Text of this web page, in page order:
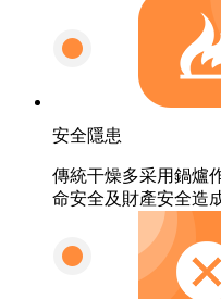
安全隱患
傳統干燥多采用鍋爐
命安全及財產安全造